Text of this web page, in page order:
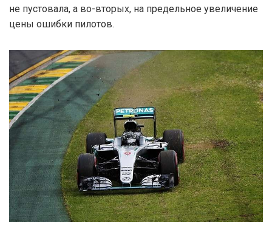
не пустовала, а во-вторых, на предельное увеличение
цены ошибки пилотов.